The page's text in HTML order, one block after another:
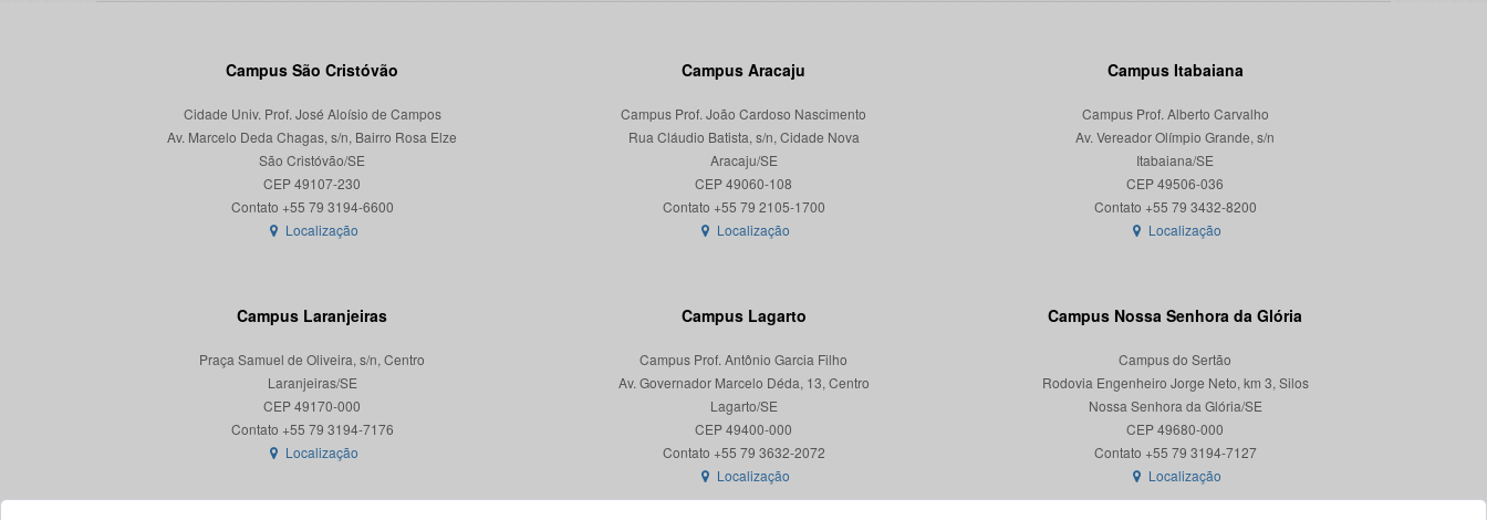
Campus São Cristóvão
Cidade Univ. Prof. José Aloísio de Campos
Av. Marcelo Deda Chagas, s/n, Bairro Rosa Elze
São Cristóvão/SE
CEP 49107-230
Localização
Campus Aracaju
Campus Prof. João Cardoso Nascimento
Rua Cláudio Batista, s/n, Cidade Nova
Aracaju/SE
CEP 49060-108
Localização
Campus Itabaiana
Campus Prof. Alberto Carvalho
Av. Vereador Olímpio Grande, s/n
Itabaiana/SE
CEP 49506-036
Localização
Campus Laranjeiras
Praça Samuel de Oliveira, s/n, Centro
Laranjeiras/SE
CEP 49170-000
Localização
Campus Lagarto
Campus Prof. Antônio Garcia Filho
Av. Governador Marcelo Déda, 13, Centro
Lagarto/SE
CEP 49400-000
Localização
Campus Nossa Senhora da Glória
Campus do Sertão
Rodovia Engenheiro Jorge Neto, km 3, Silos
Nossa Senhora da Glória/SE
CEP 49680-000
Contato +55 79 3194-7127
Localização